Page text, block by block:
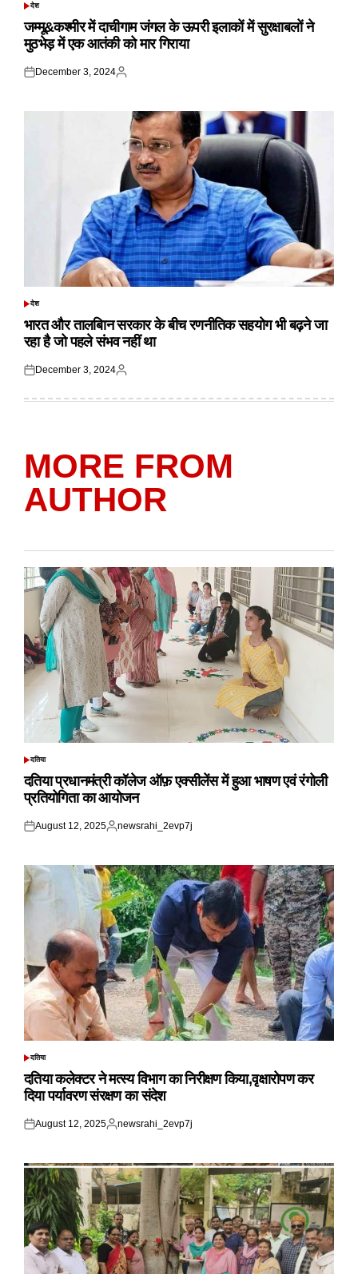
POSTED
देश
जम्मू&कश्मीर में दाचीगाम जंगल के ऊपरी इलाकों में सुरक्षाबलों ने
मुठभेड़ में एक आतंकी को मार गिराया
Posted
December 3, 2024
Posted
POSTED
देश
भारत और तालबिान सरकार के बीच रणनीतिक सहयोग भी बढ़ने जा
रहा है जो पहले संभव नहीं था
Posted
December 3, 2024
Posted
MORE FROM
AUTHOR
POSTED
दतिया
दतिया प्रधानमंत्री कॉलेज ऑफ़ एक्सीलेंस में हुआ भाषण एवं रंगोली
प्रतियोगिता का आयोजन
Posted
August 12, 2025
Posted
newsrahi_2evp7j
POSTED
दतिया
दतिया कलेक्टर ने मत्स्य विभाग का निरीक्षण किया,वृक्षारोपण कर
दिया पर्यावरण संरक्षण का संदेश
Posted
August 12, 2025
Posted
newsrahi_2evp7j